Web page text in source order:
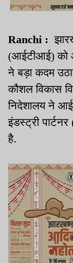
Ranchi :
(आईटीआई) को
ने बड़ा कदम
कौशल विकास
निदेशालय ने
इंडस्ट्री
है.